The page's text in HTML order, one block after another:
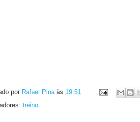
por Rafael Pina às 19:51
treino